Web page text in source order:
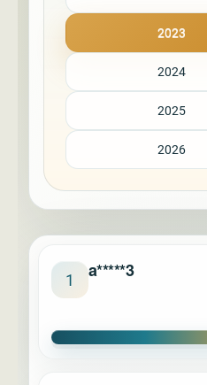
2023
2024
2025
2026
1 a*****3